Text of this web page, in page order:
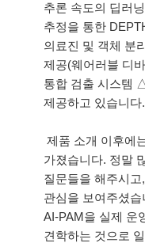
추론 속도의 딥러
추정을 통한
의료진 및 객체 분
제공(웨어러블 디
통합 검출 시스템
제공하고 있습니다.
제품 소개 이후에
가졌습니다. 정말
질문들을 해주시
관심을 보여주셨
AI-PAM을 실제 운
견학하는 것으로